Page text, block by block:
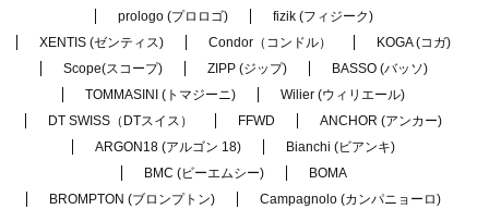
prologo (プロロゴ)
fizik (フィジーク)
XENTIS (ゼンティス)
Condor（コンドル）
KOGA (コガ)
Scope(スコープ)
ZIPP (ジップ)
BASSO (バッソ)
TOMMASINI (トマジーニ)
Wilier (ウィリエール)
DT SWISS（DTスイス）
FFWD
ANCHOR (アンカー)
ARGON18 (アルゴン 18)
Bianchi (ビアンキ)
BMC (ビーエムシー)
BOMA
BROMPTON (ブロンプトン)
Campagnolo (カンパニョーロ)